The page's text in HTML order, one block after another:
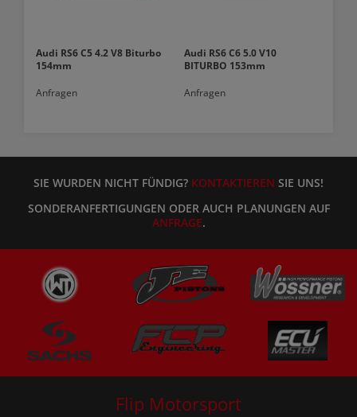
Audi RS6 C5 4.2 V8 Biturbo
154mm
Anfragen
Audi RS6 C6 5.0 V10
BITURBO 153mm
Anfragen
SIE WURDEN NICHT FÜNDIG? KONTAKTIEREN SIE UNS!
SONDERANFERTIGUNGEN ODER AUCH PLANUNGEN AUF
ANFRAGE.
Flip Motorsport